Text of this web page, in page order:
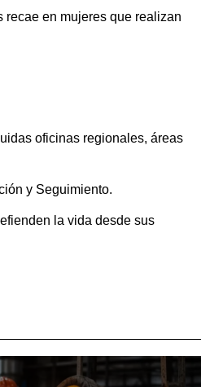
recae en mujeres que realizan
oficinas regionales, áreas
y Seguimiento.
la vida desde sus